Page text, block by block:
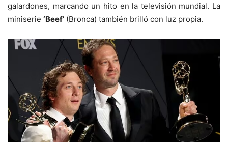
galardones, marcando un hito en la televisión mundial. La
miniserie ‘Beef’ (Bronca) también brilló con luz propia.